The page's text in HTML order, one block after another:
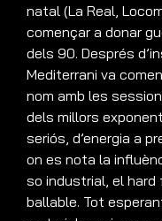
natal (La Real,
començar a donar
dels 90. Després
Mediterrani va
nom amb les
dels millors
seriós, d’energia a
on es nota la
so industrial, el hard
ballable. Tot